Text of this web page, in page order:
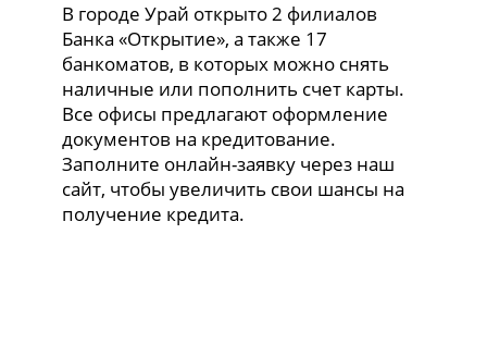
В городе Урай открыто 2 филиалов
Банка «Открытие», а также 17
банкоматов, в которых можно снять
наличные или пополнить счет карты.
Все офисы предлагают оформление
документов на кредитование.
Заполните онлайн-заявку через наш
сайт, чтобы увеличить свои шансы на
получение кредита.